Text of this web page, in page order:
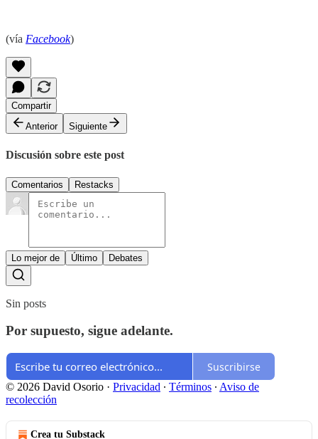
(vía Facebook)
Compartir
Anterior
Siguiente
Discusión sobre este post
Comentarios Restacks
Lo mejor de Último Debates
Sin posts
Por supuesto, sigue adelante.
Suscribirse
© 2026 David Osorio · Privacidad ∙ Términos ∙ Aviso de
recolección
Crea tu Substack